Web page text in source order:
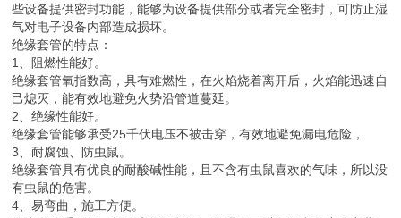
些设备提供密封功能，能够为设备提供部分或者完全密封，可防止湿
气对电子设备内部造成损坏。
绝缘套管的特点：
1、阻燃性能好。
绝缘套管氧指数高，具有难燃性，在火焰烧着离开后，火焰能迅速自
己熄灭，能有效地避免火势沿管道蔓延。
2、绝缘性能好。
绝缘套管能够承受25千伏电压不被击穿，有效地避免漏电危险，
3、耐腐蚀、防虫鼠。
绝缘套管具有优良的耐酸碱性能，且不含有虫鼠喜欢的气味，所以没
有虫鼠的危害。
4、易弯曲，施工方便。